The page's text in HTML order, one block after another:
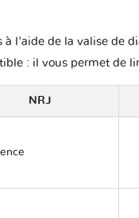
l'aide de la valise de
: il vous permet de
NRJ